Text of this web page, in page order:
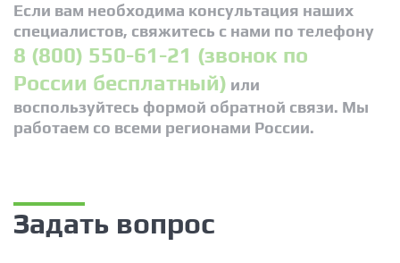
Если вам необходима консультация наших
специалистов, свяжитесь с нами по телефону
8 (800) 550-61-21 (звонок по
России бесплатный) или
воспользуйтесь формой обратной связи. Мы
работаем со всеми регионами России.
Задать вопрос